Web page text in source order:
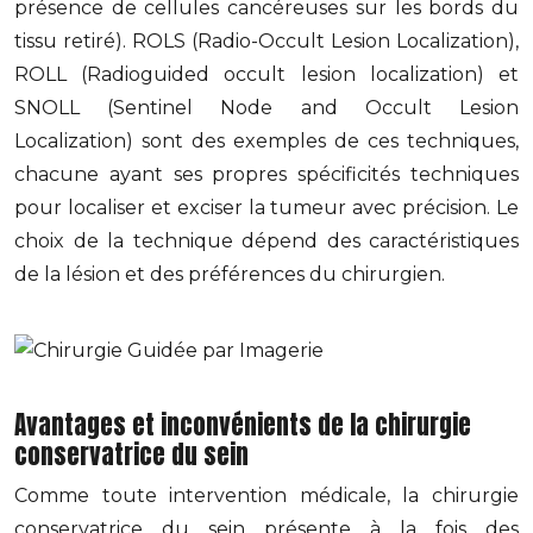
présence de cellules cancéreuses sur les bords du
tissu retiré). ROLS (Radio-Occult Lesion Localization),
ROLL (Radioguided occult lesion localization) et
SNOLL (Sentinel Node and Occult Lesion
Localization) sont des exemples de ces techniques,
chacune ayant ses propres spécificités techniques
pour localiser et exciser la tumeur avec précision. Le
choix de la technique dépend des caractéristiques
de la lésion et des préférences du chirurgien.
Avantages et inconvénients de la chirurgie
conservatrice du sein
Comme toute intervention médicale, la chirurgie